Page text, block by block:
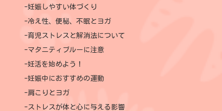
妊娠しやすい体づくり
冷え性、便秘、不眠とヨガ
育児ストレスと解消法について
マタニティブルーに注意
妊活を始めよう！
妊娠中におすすめの運動
肩こりとヨガ
ストレスが体と心に与える影響